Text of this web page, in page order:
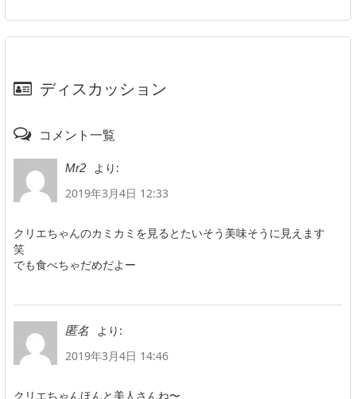
ディスカッション
コメント一覧
Mr2
より:
2019年3月4日 12:33
クリエちゃんのカミカミを見るとたいそう美味そうに見えます
笑
でも食べちゃだめだよー
匿名
より:
2019年3月4日 14:46
クリエちゃんほんと美人さんね〜